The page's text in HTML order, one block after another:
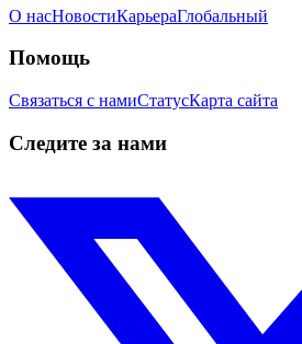
О насНовостиКарьераГлобальный
Помощь
Связаться с намиСтатусКарта сайта
Следите за нами